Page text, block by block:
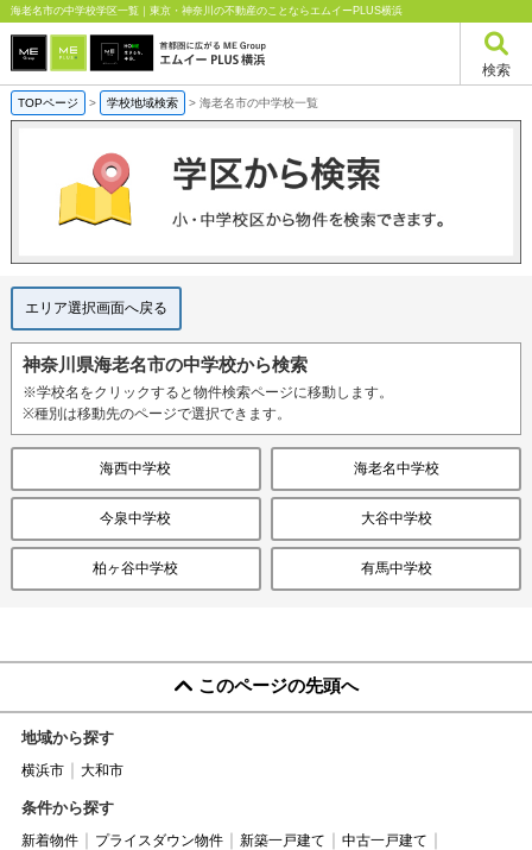
海老名市の中学校学区一覧｜東京・神奈川の不動産のことならエムイーPLUS横浜
検索
TOPページ > 学校地域検索 > 海老名市の中学校一覧
エリア選択画面へ戻る
神奈川県海老名市の中学校から検索
※学校名をクリックすると物件検索ページに移動します。
※種別は移動先のページで選択できます。
海西中学校 海老名中学校
今泉中学校 大谷中学校
柏ヶ谷中学校 有馬中学校
このページの先頭へ
地域から探す
横浜市 大和市
条件から探す
新着物件 プライスダウン物件 新築一戸建て
中古一戸建て